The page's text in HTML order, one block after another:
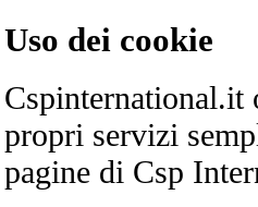
Uso dei cookie
Cspinternational.it
propri servizi
pagine di Csp